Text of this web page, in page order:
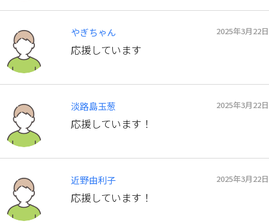
やぎちゃん 2025年3月22日
応援しています
淡路島玉葱 2025年3月22日
応援しています！
近野由利子 2025年3月22日
応援しています！